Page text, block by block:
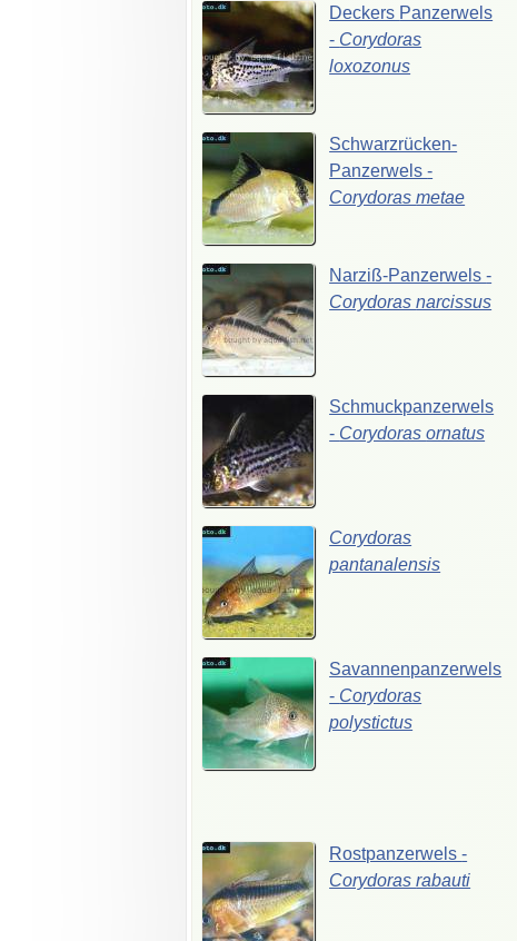
Deckers Panzerwels
- Corydoras
loxozonus
Schwarzrücken-
Panzerwels-
Corydorasmetae
Narziß-Panzerwels-
Corydorasnarcissus
Schmuckpanzerwels
- Corydorasornatus
Corydoras
pantanalensis
Savannenpanzerwels
- Corydoras
polystictus
Rostpanzerwels-
Corydorasrabauti